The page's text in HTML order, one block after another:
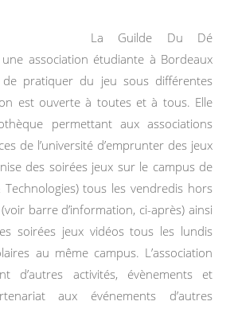
La Guilde Du Dé
association étudiante à Bordeaux
de pratiquer du jeu sous différentes
est ouverte à toutes et à tous. Elle
permettant aux associations
de l’université d’emprunter des jeux
des soirées jeux sur le campus de
Technologies) tous les vendredis hors
barre d’information, ci-après) ainsi
soirées jeux vidéos tous les lundis
au même campus. L’association
d’autres activités, évènements et
aux événements d’autres